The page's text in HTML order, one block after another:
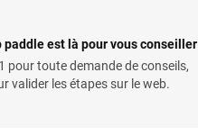
est là pour vous conseiller
pour toute demande de conseils,
valider les étapes sur le web.